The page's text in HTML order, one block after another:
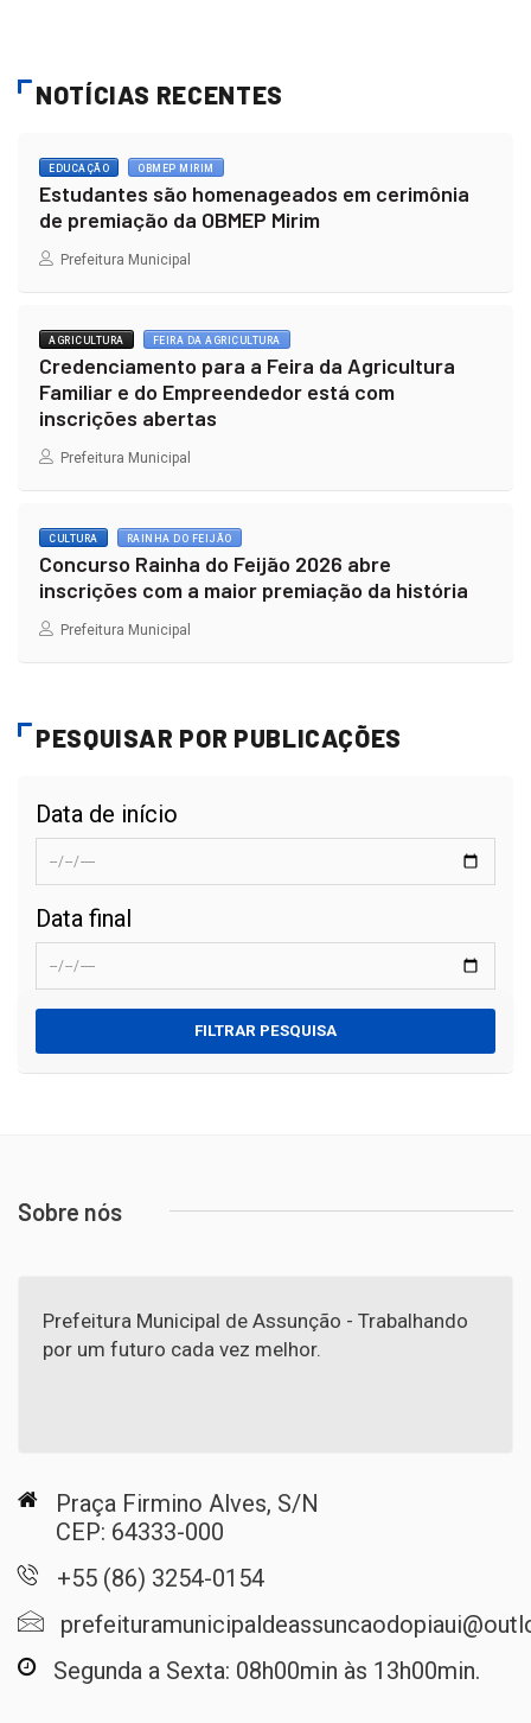
NOTÍCIAS RECENTES
EDUCAÇÃO OBMEP MIRIM
Estudantes são homenageados em cerimônia
de premiação da OBMEP Mirim
Prefeitura Municipal
AGRICULTURA FEIRA DA AGRICULTURA
Credenciamento para a Feira da Agricultura
Familiar e do Empreendedor está com
inscrições abertas
Prefeitura Municipal
CULTURA RAINHA DO FEIJÃO
Concurso Rainha do Feijão 2026 abre
inscrições com a maior premiação da história
Prefeitura Municipal
PESQUISAR POR PUBLICAÇÕES
Data de início
Data final
FILTRAR PESQUISA
Sobre nós
Prefeitura Municipal de Assunção - Trabalhando
por um futuro cada vez melhor.
Praça Firmino Alves, S/N
CEP: 64333-000
+55 (86) 3254-0154
Segunda a Sexta: 08h00min às 13h00min.